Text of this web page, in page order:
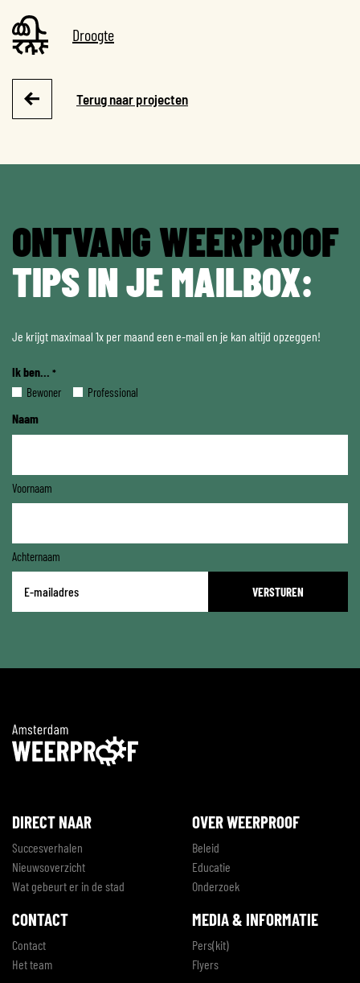
Droogte
Terug naar projecten
ONTVANG WEERPROOF
TIPS IN JE MAILBOX:
Je krijgt maximaal 1x per maand een e-mail en je kan altijd opzeggen!
Ik ben... *
Bewoner Professional
Naam
Voornaam
Achternaam
mailadres
DIRECT NAAR
Succesverhalen
Nieuwsoverzicht
Wat gebeurt er in de stad
OVER WEERPROOF
Beleid
Educatie
Onderzoek
CONTACT
Contact
Het team
MEDIA & INFORMATIE
Pers(kit)
Flyers